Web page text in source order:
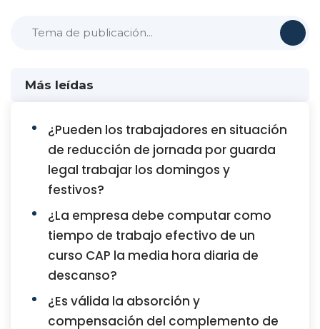
Más leídas
¿Pueden los trabajadores en situación
de reducción de jornada por guarda
legal trabajar los domingos y
festivos?
¿La empresa debe computar como
tiempo de trabajo efectivo de un
curso CAP la media hora diaria de
descanso?
¿Es válida la absorción y
compensación del complemento de